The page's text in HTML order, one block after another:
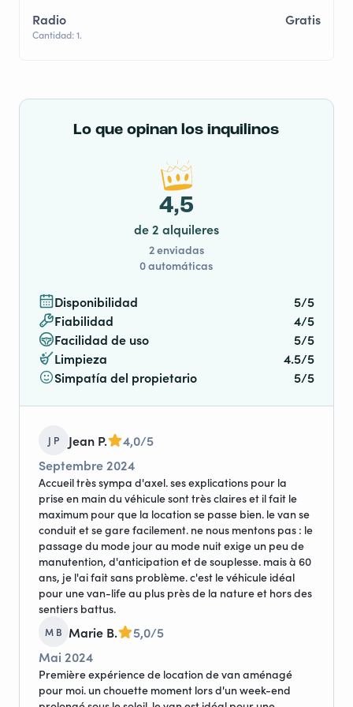
facilitar la conducción. La furgoneta mide menos de 2
m de altura, ¡así que disfruta de los más hermosos
🚘 Aparcamiento gratuito y seguro para tu vehículo.
🚲 Portabicicletas – X 2 (bajo solicitud)
💼 Varios espacios de almacenamiento.
❄️ 1 nevera y un congelador.
🏖️ Toldos de 6m² (bajo solicitud)
🧻 Papel higiénico incluido.
💯 1 mesa y 2 sillas de exterior.
🏄‍♀️ Paddle (bajo solicitud).
🎯 Posibilidad de transportar la furgoneta en la
estación de Caen o Lisieux (suplemento de 30 €).
No dudes en preguntar cualquier cosa 😉
Radio Gratis
Cantidad: 1.
Lo que opinan los inquilinos
Disponibilidad
5/5
Fiabilidad
4/5
Facilidad de uso
5/5
Limpieza
4.5/5
Simpatía del propietario
5/5
4,5
de 2 alquileres
2 enviadas
0 automáticas
J P Jean P.
4,0/5
Septembre 2024
Accueil très sympa d'axel. ses explications pour la
prise en main du véhicule sont très claires et il fait le
maximum pour que la location se passe bien. le van se
conduit et se gare facilement. ne nous mentons pas : le
passage du mode jour au mode nuit exige un peu de
manutention, d'anticipation et de souplesse. mais à 60
ans, je l'ai fait sans problème. c'est le véhicule idéal
pour une van-life au plus près de la nature et hors des
sentiers battus.
M B Marie B.
5,0/5
Mai 2024
Première expérience de location de van aménagé
pour moi. un chouette moment lors d'un week-end